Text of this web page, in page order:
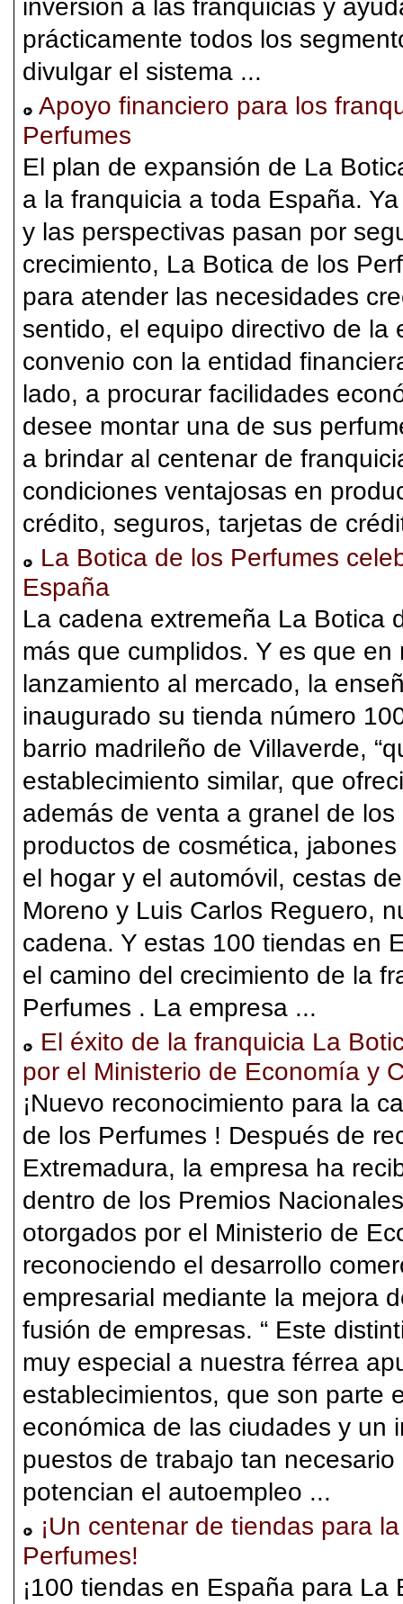
inversión a las franquicias y
prácticamente todos los
divulgar el sistema ...
Apoyo financiero para los
Perfumes
El plan de expansión de La
a la franquicia a toda España.
y las perspectivas pasan por
crecimiento, La Botica de los
para atender las necesidades
sentido, el equipo directivo de la
convenio con la entidad
lado, a procurar facilidades
desee montar una de sus
a brindar al centenar de
condiciones ventajosas en
crédito, seguros, tarjetas de
La Botica de los Perfumes
España
La cadena extremeña La Botica
más que cumplidos. Y es que
lanzamiento al mercado, la
inaugurado su tienda número
barrio madrileño de Villaverde,
establecimiento similar, que
además de venta a granel de
productos de cosmética,
el hogar y el automóvil, cestas
Moreno y Luis Carlos Reguero,
cadena. Y estas 100 tiendas en
el camino del crecimiento de la
Perfumes . La empresa ...
El éxito de la franquicia La
por el Ministerio de Economía y
¡Nuevo reconocimiento para la
de los Perfumes ! Después de
Extremadura, la empresa ha
dentro de los Premios
otorgados por el Ministerio de
reconociendo el desarrollo
empresarial mediante la mejora
fusión de empresas. “ Este
muy especial a nuestra férrea
establecimientos, que son parte
económica de las ciudades y un
puestos de trabajo tan
potencian el autoempleo ...
¡Un centenar de tiendas para
Perfumes!
¡100 tiendas en España para